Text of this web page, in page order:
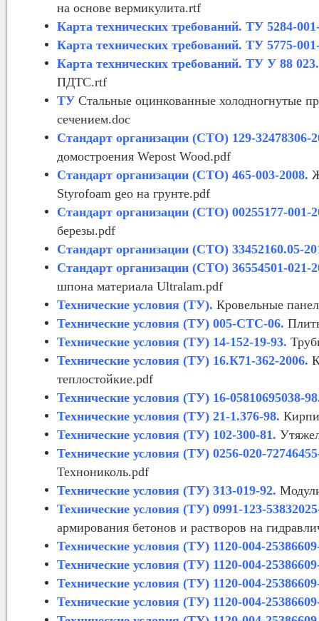
на основе вермикулита.rtf
Карта технических требований. ТУ 5284-
Карта технических требований. ТУ 5775-
Карта технических требований. ТУ У 88
ПДТС.rtf
ТУ Стальные оцинкованные холодногнутые
сечением.doc
Стандарт организации (СТО) 129-32478306-
домостроения Wepost Wood.pdf
Стандарт организации (СТО) 465-003-2008.
Styrofoam geo на грунте.pdf
Стандарт организации (СТО) 00255177-001-
березы.pdf
Стандарт организации (СТО) 33452160.05-
Стандарт организации (СТО) 36554501-021-
шпона материала Ultralam.pdf
Технические условия (ТУ). Кровельные
Технические условия (ТУ) 005-СТС-06.
Технические условия (ТУ) 14-152-19-93.
Технические условия (ТУ) 16.К71-362-2006.
теплостойкие.pdf
Технические условия (ТУ) 16-05810695038-
Технические условия (ТУ) 21-1.376-98.
Технические условия (ТУ) 102-300-81.
Технические условия (ТУ) 0256-020-
Технониколь.pdf
Технические условия (ТУ) 313-019-92.
Технические условия (ТУ) 0991-123-
армирования бетонов и растворов на
Технические условия (ТУ) 1120-004-
Технические условия (ТУ) 1120-004-
Технические условия (ТУ) 1120-004-
Технические условия (ТУ) 1120-004-